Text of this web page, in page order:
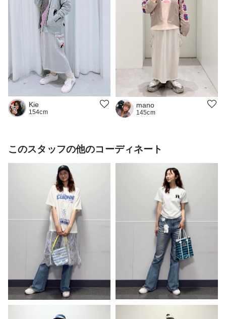
Kie
154cm
mano
145cm
このスタッフの他のコーディネート